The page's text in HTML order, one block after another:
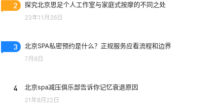
2 探究北京思足个人工作室与家庭式按摩的不同之处
23年11月26日
3 北京SPA私密预约是什么？正规服务应看流程和边界
7月8日
4 北京spa减压俱乐部告诉你记忆衰退原因
21年8月22日